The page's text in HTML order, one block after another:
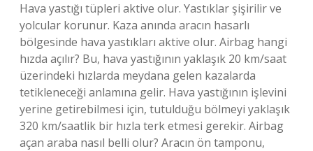
Hava yastığı tüpleri aktive olur. Yastıklar şişirilir ve
yolcular korunur. Kaza anında aracın hasarlı
bölgesinde hava yastıkları aktive olur. Airbag hangi
hızda açılır? Bu, hava yastığının yaklaşık 20 km/saat
üzerindeki hızlarda meydana gelen kazalarda
tetikleneceği anlamına gelir. Hava yastığının işlevini
yerine getirebilmesi için, tutulduğu bölmeyi yaklaşık
320 km/saatlik bir hızla terk etmesi gerekir. Airbag
açan araba nasıl belli olur? Aracın ön tamponu,